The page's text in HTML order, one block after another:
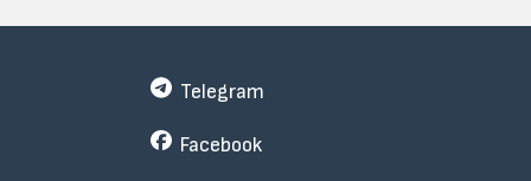
Telegram
Facebook